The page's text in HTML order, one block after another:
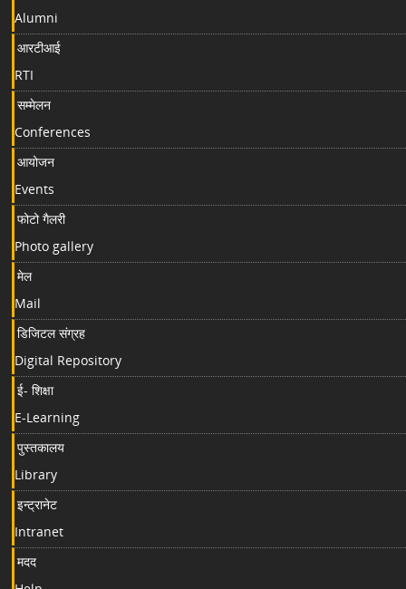
Alumni
आरटीआई
RTI
सम्मेलन
Conferences
आयोजन
Events
फोटो गैलरी
Photo gallery
मेल
Mail
डिजिटल संग्रह
Digital Repository
ई- शिक्षा
E-Learning
पुस्तकालय
Library
इन्ट्रानेट
Intranet
मदद